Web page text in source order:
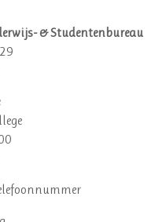
& Studentenbureau